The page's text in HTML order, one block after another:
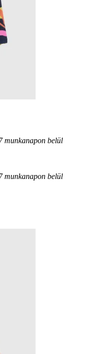
munkanapon belül
munkanapon belül